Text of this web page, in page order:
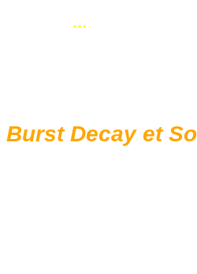
...
Decay et